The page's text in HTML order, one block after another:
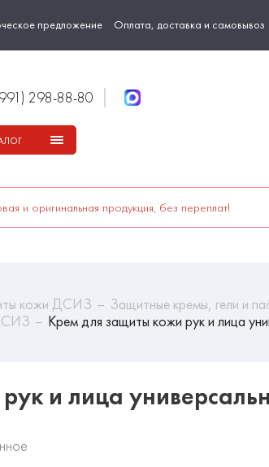
предложение Оплата, доставка и самовывоз
298-88-80
и оригинальная продукция, без переплат!
кожи ДСИЗ Защитные кремы, гели и
Крем для защиты кожи рук и лица
и лица